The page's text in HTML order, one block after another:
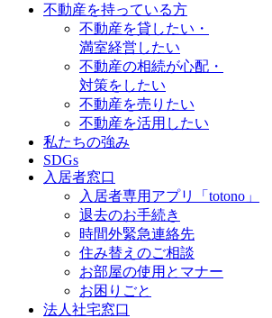
不動産を持っている方
不動産を貸したい・
満室経営したい
不動産の相続が心配・
対策をしたい
不動産を売りたい
不動産を活用したい
私たちの強み
SDGs
入居者窓口
入居者専用アプリ「totono」
退去のお手続き
時間外緊急連絡先
住み替えのご相談
お部屋の使用とマナー
お困りごと
法人社宅窓口